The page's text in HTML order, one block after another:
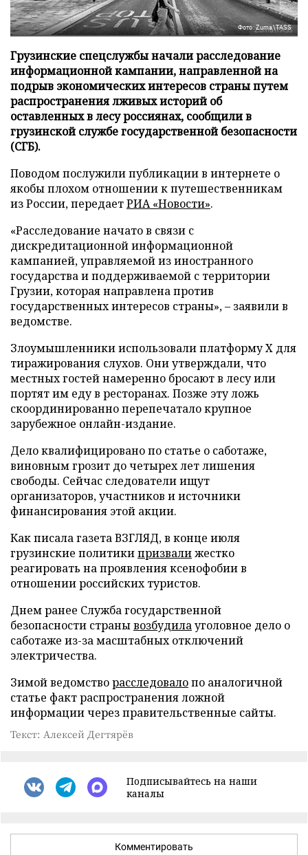
Фото: Zuma\TASS
Грузинские спецслужбы начали расследование
информационной кампании, направленной на
подрыв экономических интересов страны путем
распространения лживых историй об
оставленных в лесу россиянах, сообщили в
грузинской службе государственной безопасности
(СГБ).
Поводом послужили публикации в интернете о
якобы плохом отношении к путешественникам
из России, передаетРИА «Новости».
«Расследование начато в связи с
дискредитационной информационной
кампанией, управляемой из иностранного
государства и поддерживаемой с территории
Грузии, которая направлена против
государственных интересов страны», – заявили в
ведомстве.
Злоумышленники использовали платформу X для
тиражирования слухов. Они утверждали, что
местных гостей намеренно бросают в лесу или
портят им еду в ресторанах. Позже эту ложь
скоординированно перепечатало крупное
зарубежное онлайн-издание.
Дело квалифицировано по статье о саботаже,
виновным грозит до четырех лет лишения
свободы. Сейчас следователи ищут
организаторов, участников и источники
финансирования этой акции.
Как писала газета ВЗГЛЯД, в конце июля
грузинские политикипризвалижестко
реагировать на проявления ксенофобии в
отношении российских туристов.
Днем ранее Служба государственной
безопасности странывозбудилауголовное дело о
саботаже из-за масштабных отключений
электричества.
Зимой ведомстворасследовалопо аналогичной
статье факт распространения ложной
информации через правительственные сайты.
Текст: Алексей Дегтярёв
Подписывайтесь на наши
каналы
Комментировать